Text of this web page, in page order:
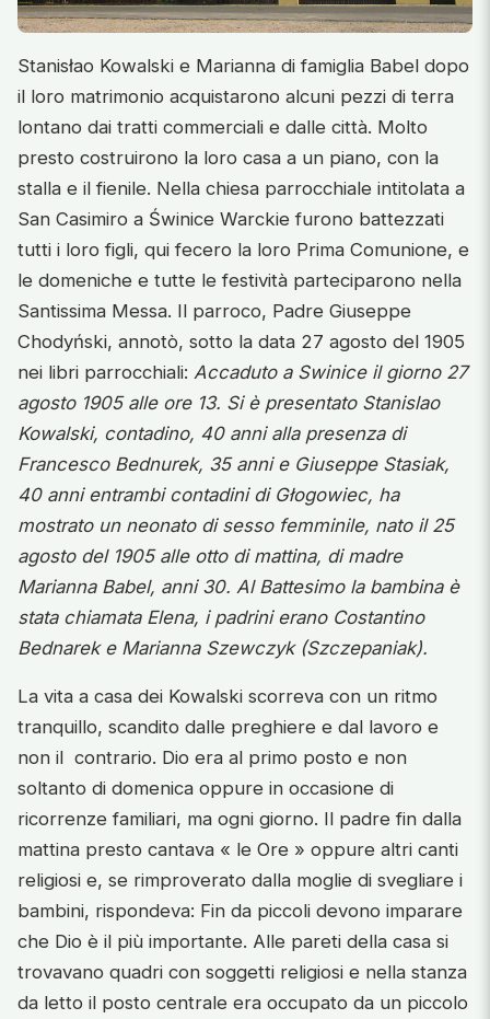
Stanisłao Kowalski e Marianna di famiglia Babel dopo
il loro matrimonio acquistarono alcuni pezzi di terra
lontano dai tratti commerciali e dalle città. Molto
presto costruirono la loro casa a un piano, con la
stalla e il fienile. Nella chiesa parrocchiale intitolata a
San Casimiro a Świnice Warckie furono battezzati
tutti i loro figli, qui fecero la loro Prima Comunione, e
le domeniche e tutte le festività parteciparono nella
Santissima Messa. Il parroco, Padre Giuseppe
Chodyński, annotò, sotto la data 27 agosto del 1905
nei libri parrocchiali: Accaduto a Swinice il giorno 27
agosto 1905 alle ore 13. Si è presentato Stanislao
Kowalski, contadino, 40 anni alla presenza di
Francesco Bednurek, 35 anni e Giuseppe Stasiak,
40 anni entrambi contadini di Głogowiec, ha
mostrato un neonato di sesso femminile, nato il 25
agosto del 1905 alle otto di mattina, di madre
Marianna Babel, anni 30. Al Battesimo la bambina è
stata chiamata Elena, i padrini erano Costantino
Bednarek e Marianna Szewczyk (Szczepaniak).
La vita a casa dei Kowalski scorreva con un ritmo
tranquillo, scandito dalle preghiere e dal lavoro e
non il contrario. Dio era al primo posto e non
soltanto di domenica oppure in occasione di
ricorrenze familiari, ma ogni giorno. Il padre fin dalla
mattina presto cantava « le Ore » oppure altri canti
religiosi e, se rimproverato dalla moglie di svegliare i
bambini, rispondeva: Fin da piccoli devono imparare
che Dio è il più importante. Alle pareti della casa si
trovavano quadri con soggetti religiosi e nella stanza
da letto il posto centrale era occupato da un piccolo